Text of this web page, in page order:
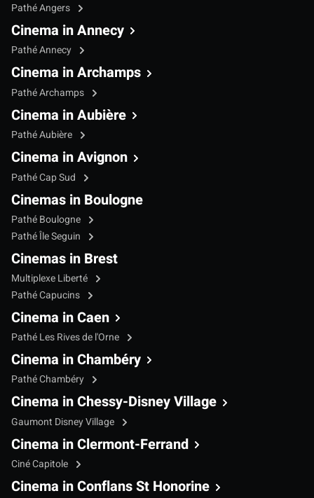
Pathé Angers
Cinema in Annecy
Pathé Annecy
Cinema in Archamps
Pathé Archamps
Cinema in Aubière
Pathé Aubière
Cinema in Avignon
Pathé Cap Sud
Cinemas in Boulogne
Pathé Boulogne
Pathé Île Seguin
Cinemas in Brest
Multiplexe Liberté
Pathé Capucins
Cinema in Caen
Pathé Les Rives de l'Orne
Cinema in Chambéry
Pathé Chambéry
Cinema in Chessy-Disney Village
Gaumont Disney Village
Cinema in Clermont-Ferrand
Ciné Capitole
Cinema in Conflans St Honorine